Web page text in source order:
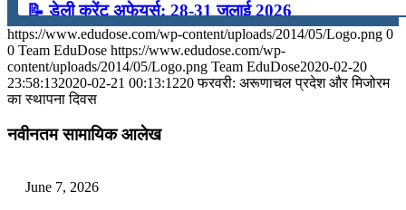
📝 डेली करेंट अफेयर्स: 28-31 जुलाई 2026
July 28, 2026
📝 डेली करेंट अफेयर्स: 25-27 जुलाई 2026
July 22, 2026
https://www.edudose.com/wp-content/uploads/2014/05/Logo.png 0
0 Team EduDose https://www.edudose.com/wp-
content/uploads/2014/05/Logo.png Team EduDose2020-02-20
23:58:132020-02-21 00:13:1220 फरवरी: अरूणाचल प्रदेश और मिजोरम
का स्‍थापना दिवस
नवीनतम सामायिक आलेख
June 7, 2026